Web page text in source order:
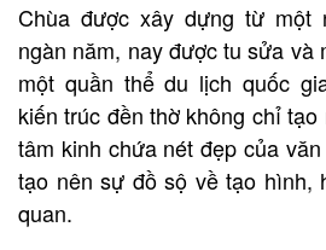
Chùa được xây dựng từ một
ngàn năm, nay được tu sửa và
một quần thể du lịch quốc
kiến trúc đền thờ không chỉ
tâm kinh chứa nét đẹp của
tạo nên sự đồ sộ về tạo hình,
quan.